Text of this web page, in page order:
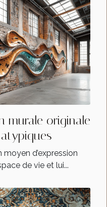
murale originale
d’expression
de vie et lui...